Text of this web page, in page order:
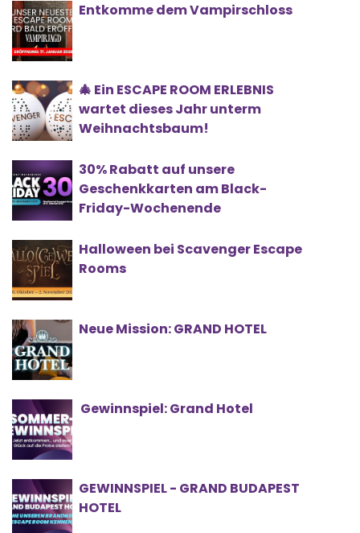
Entkomme dem Vampirschloss
🎄 Ein ESCAPE ROOM ERLEBNIS
wartet dieses Jahr unterm
Weihnachtsbaum!
30% Rabatt auf unsere
Geschenkkarten am Black-
Friday-Wochenende
Halloween bei Scavenger Escape
Rooms
Neue Mission: GRAND HOTEL
Gewinnspiel: Grand Hotel
GEWINNSPIEL - GRAND BUDAPEST
HOTEL